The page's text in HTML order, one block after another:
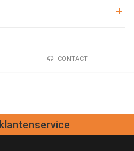
CONTACT